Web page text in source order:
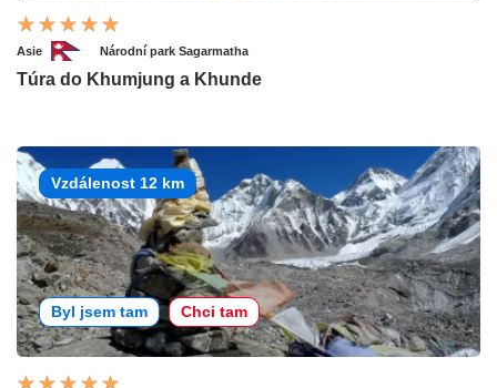
Asie Národní park Sagarmatha
Túra do Khumjung a Khunde
Vzdálenost 12 km
Byl jsem tam Chci tam